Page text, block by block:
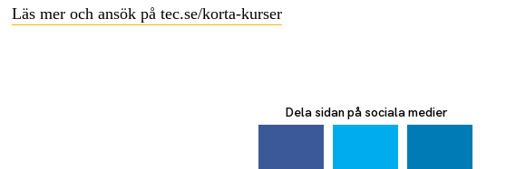
Läs mer och ansök på tec.se/korta-kurser
Dela sidan på sociala medier